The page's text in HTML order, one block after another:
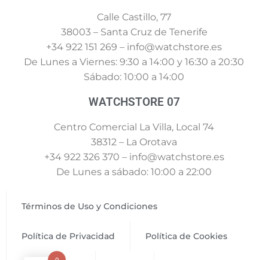
Calle Castillo, 77
38003 – Santa Cruz de Tenerife
+34 922 151 269 – info@watchstore.es
De Lunes a Viernes: 9:30 a 14:00 y 16:30 a 20:30
Sábado: 10:00 a 14:00
WATCHSTORE 07
Centro Comercial La Villa, Local 74
38312 – La Orotava
+34 922 326 370 – info@watchstore.es
De Lunes a sábado: 10:00 a 22:00
Términos de Uso y Condiciones
Política de Privacidad Política de Cookies